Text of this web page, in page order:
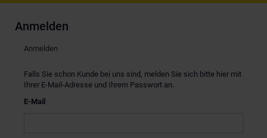
Anmelden
Anmelden
Falls Sie schon Kunde bei uns sind, melden Sie sich bitte hier mit
Ihrer E-Mail-Adresse und Ihrem Passwort an.
E-Mail